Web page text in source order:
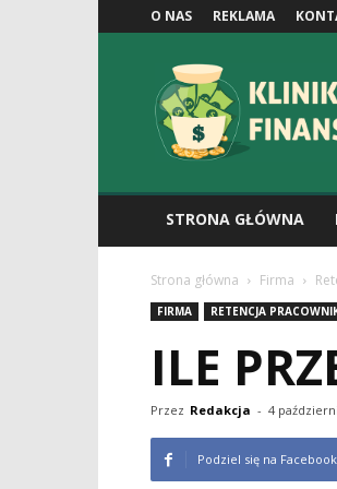
O NAS REKLAMA
Klinikafinansowa.pl
STRONA GŁÓWNA
Strona główna Firma
FIRMA RETENCJA
ILE
Przez Redakcja - 4
Podziel się na